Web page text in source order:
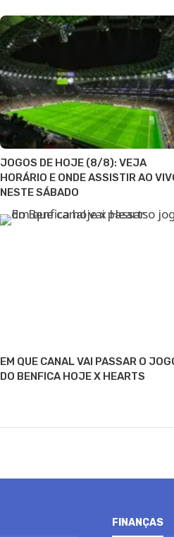
JOGOS DE HOJE (8/8): VEJA
HORÁRIO E ONDE ASSISTIR AO
NESTE SÁBADO
EM QUE CANAL VAI PASSAR O
DO BENFICA HOJE X HEARTS
FINANÇAS